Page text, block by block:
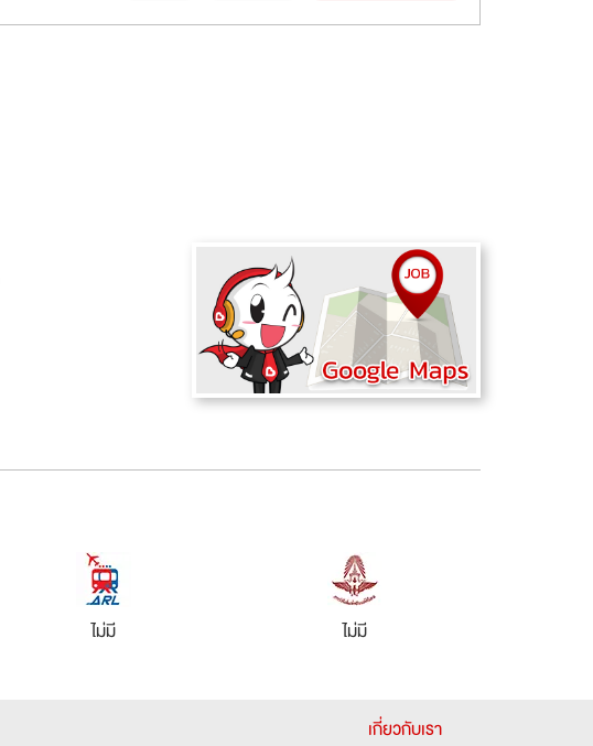
ไม่มี ไม่มี
เกี่ยวกับเรา